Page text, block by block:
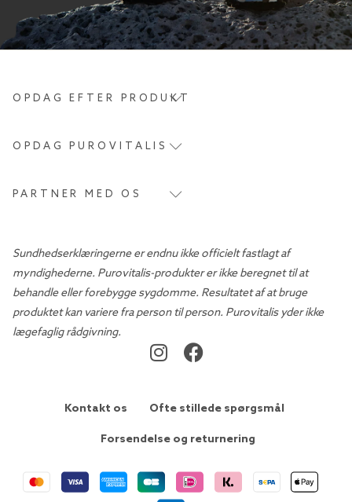
OPDAG EFTER PRODUKT
OPDAG PUROVITALIS
PARTNER MED OS
Sundhedserklæringerne er endnu ikke officielt fastlagt af
myndighederne. Purovitalis-produkter er ikke beregnet til at
behandle eller forebygge sygdomme. Resultatet af at bruge
produktet kan variere fra person til person. Purovitalis yder ikke
lægefaglig rådgivning.
Kontakt os Ofte stillede spørgsmål
Forsendelse og returnering